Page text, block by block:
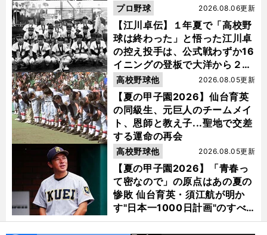
【江川卓伝】１年夏で「高校野
球は終わった」と悟った江川卓
の控え投手は、公式戦わずか16
イニングの登板で大洋から２位
指名を受けた
2026.08.06更新
プロ野球
【夏の甲子園2026】仙台育英
の同級生、元巨人のチームメイ
ト、恩師と教え子...聖地で交差
する運命の再会
2026.08.05更新
高校野球他
【夏の甲子園2026】「青春っ
て密なので」の原点はあの夏の
惨敗 仙台育英・須江航が明か
す"日本一1000日計画"のすべ
て
2026.08.05更新
高校野球他